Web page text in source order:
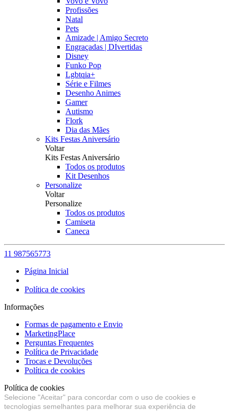
Profissões
Natal
Pets
Amizade | Amigo Secreto
Engraçadas | DIvertidas
Disney
Funko Pop
Lgbtqia+
Série e Filmes
Desenho Animes
Gamer
Autismo
Flork
Dia das Mães
Kits Festas Aniversário
Voltar
Kits Festas Aniversário
Todos os produtos
Kit Desenhos
Personalize
Voltar
Personalize
Todos os produtos
Camiseta
Caneca
11 987565773
Página Inicial
Política de cookies
Informações
Formas de pagamento e Envio
MarketingPlace
Perguntas Frequentes
Política de Privacidade
Trocas e Devoluções
Política de cookies
Política de cookies
Selecione "Aceitar" para concordar com o uso de cookies e
tecnologias semelhantes para melhorar sua experiência de